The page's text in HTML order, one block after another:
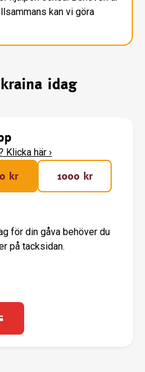
kan vi göra
idag
Klicka här ›
kr 1000 kr
för din gåva behöver du
på tacksidan.